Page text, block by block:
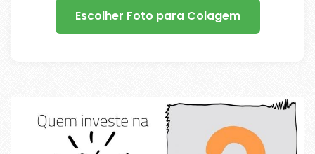
Escolher Foto para Colagem